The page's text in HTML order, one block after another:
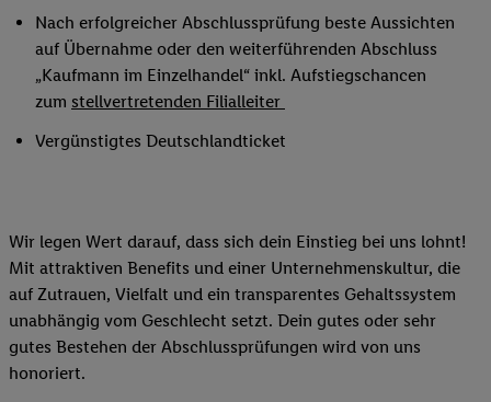
Nach erfolgreicher Abschlussprüfung beste Aussichten
auf Übernahme oder den weiterführenden Abschluss
„Kaufmann im Einzelhandel“ inkl. Aufstiegschancen
zum stellvertretenden Filialleiter
Vergünstigtes Deutschlandticket
Wir legen Wert darauf, dass sich dein Einstieg bei uns lohnt!
Mit attraktiven Benefits und einer Unternehmenskultur, die
auf Zutrauen, Vielfalt und ein transparentes Gehaltssystem
unabhängig vom Geschlecht setzt. Dein gutes oder sehr
gutes Bestehen der Abschlussprüfungen wird von uns
honoriert.